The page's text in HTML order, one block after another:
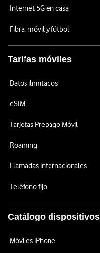
Internet 5G en casa
Fibra, móvil y fútbol
Tarifas móviles
Datos ilimitados
eSIM
Tarjetas Prepago Móvil
Roaming
Llamadas internacionales
Teléfono fijo
Catálogo dispositivos
Móviles iPhone